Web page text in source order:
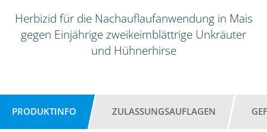
Herbizid für die Nachauflaufanwendung in Mais
gegen Einjährige zweikeimblättrige Unkräuter
und Hühnerhirse
PRODUKTINFO ZULASSUNGSAUFLAGEN